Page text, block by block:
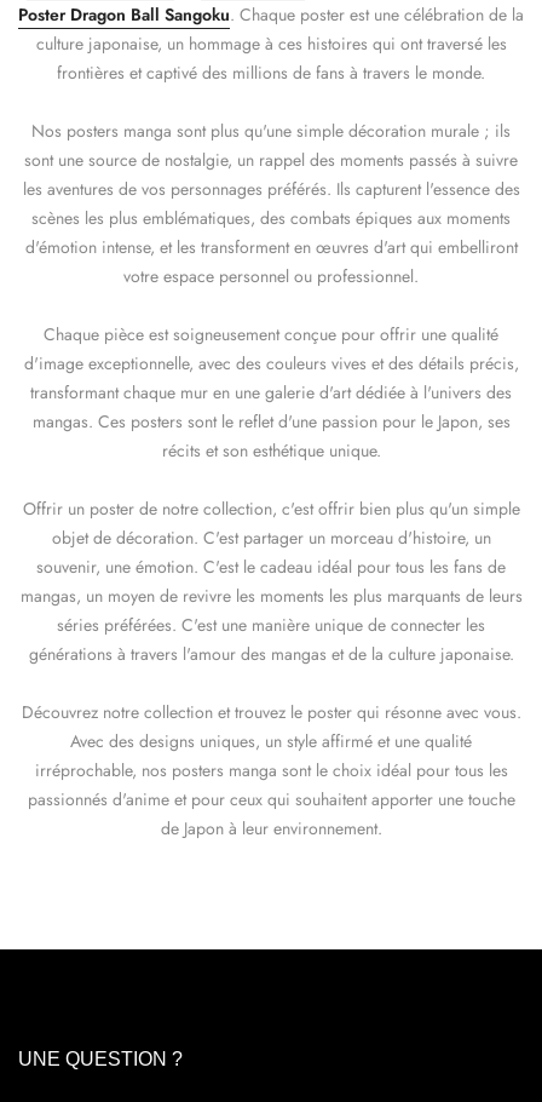
Poster Dragon Ball Sangoku. Chaque poster est une célébration de la
culture japonaise, un hommage à ces histoires qui ont traversé les
frontières et captivé des millions de fans à travers le monde.
Nos posters manga sont plus qu'une simple décoration murale ; ils
sont une source de nostalgie, un rappel des moments passés à suivre
les aventures de vos personnages préférés. Ils capturent l'essence des
scènes les plus emblématiques, des combats épiques aux moments
d'émotion intense, et les transforment en œuvres d'art qui embelliront
votre espace personnel ou professionnel.
Chaque pièce est soigneusement conçue pour offrir une qualité
d'image exceptionnelle, avec des couleurs vives et des détails précis,
transformant chaque mur en une galerie d'art dédiée à l'univers des
mangas. Ces posters sont le reflet d'une passion pour le Japon, ses
récits et son esthétique unique.
Offrir un poster de notre collection, c'est offrir bien plus qu'un simple
objet de décoration. C'est partager un morceau d'histoire, un
souvenir, une émotion. C'est le cadeau idéal pour tous les fans de
mangas, un moyen de revivre les moments les plus marquants de leurs
séries préférées. C'est une manière unique de connecter les
générations à travers l'amour des mangas et de la culture japonaise.
Découvrez notre collection et trouvez le poster qui résonne avec vous.
Avec des designs uniques, un style affirmé et une qualité
irréprochable, nos posters manga sont le choix idéal pour tous les
passionnés d'anime et pour ceux qui souhaitent apporter une touche
de Japon à leur environnement.
UNE QUESTION ?